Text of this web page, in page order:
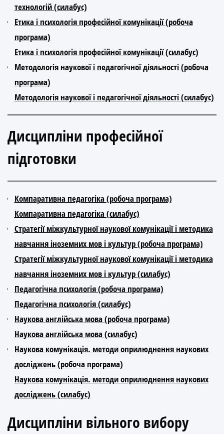
технологій (силабус)
Етика і психологія професійної комунікації (робоча
програма)
Етика і психологія професійної комунікації (силабус)
Методологія наукової і педагогічної діяльності (робоча
програма)
Методологія наукової і педагогічної діяльності (силабус)
Дисципліни професійної
підготовки
Компаративна педагогіка (робоча програма)
Компаративна педагогіка (силабус)
Стратегії міжкультурної наукової комунікації і методика
навчання іноземних мов і культур (робоча програма)
Стратегії міжкультурної наукової комунікації і методика
навчання іноземних мов і культур (силабус)
Педагогічна психологія (робоча програма)
Педагогічна психологія (силабус)
Наукова англійська мова (робоча програма)
Наукова англійська мова (силабус)
Наукова комунікація. методи оприлюднення наукових
досліджень (робоча програма)
Наукова комунікація. методи оприлюднення наукових
досліджень (силабус)
Дисципліни вільного вибору